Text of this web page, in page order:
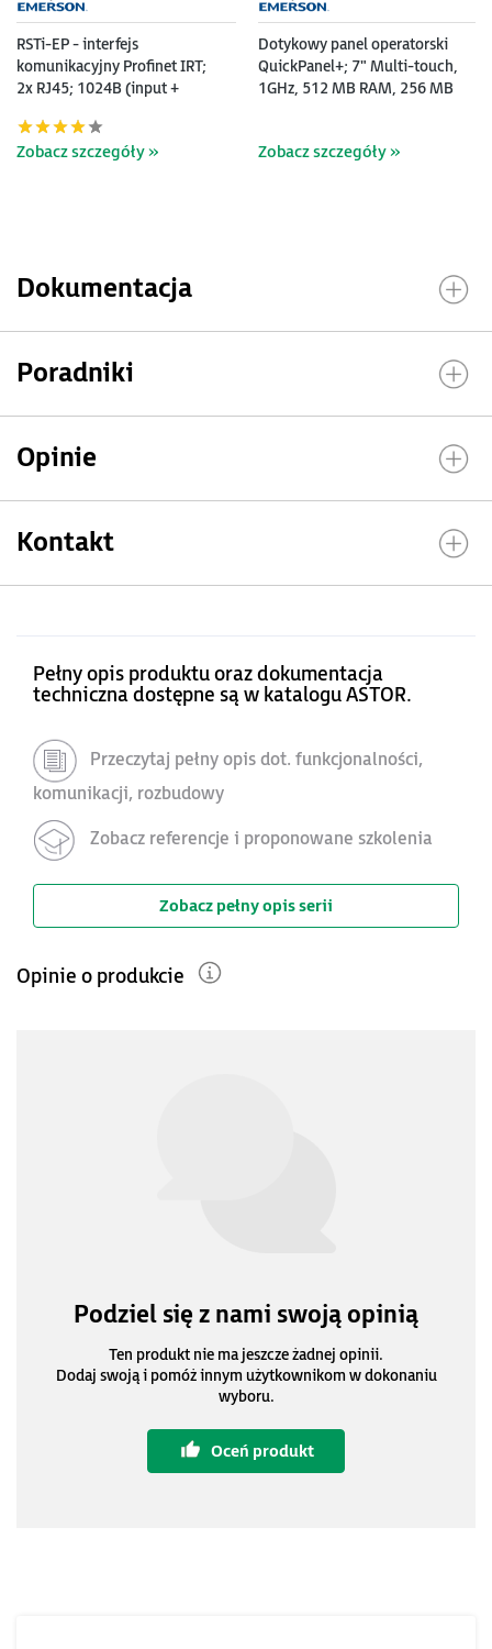
RSTi-EP - interfejs
komunikacyjny Profinet IRT;
2x RJ45; 1024B (input +
Zobacz szczegóły »
Dotykowy panel operatorski
QuickPanel+; 7" Multi-touch,
1GHz, 512 MB RAM, 256 MB
Zobacz szczegóły »
Dokumentacja
Poradniki
Opinie
Kontakt
Pełny opis produktu oraz dokumentacja
techniczna dostępne są w katalogu ASTOR.
Przeczytaj pełny opis dot. funkcjonalności,
komunikacji, rozbudowy
Zobacz referencje i proponowane szkolenia
Zobacz pełny opis serii
Opinie o produkcie
Podziel się z nami swoją opinią
Ten produkt nie ma jeszcze żadnej opinii.
Dodaj swoją i pomóż innym użytkownikom w dokonaniu
wyboru.
Oceń produkt